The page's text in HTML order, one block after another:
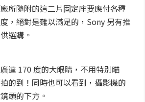
所隨附的這二片固定座要應付各種
，絕對是難以滿足的，Sony 另有推
選購。
達 170 度的大眼睛，不用特別瞄
的到！同時也可以看到，攝影機的
頭的下方。